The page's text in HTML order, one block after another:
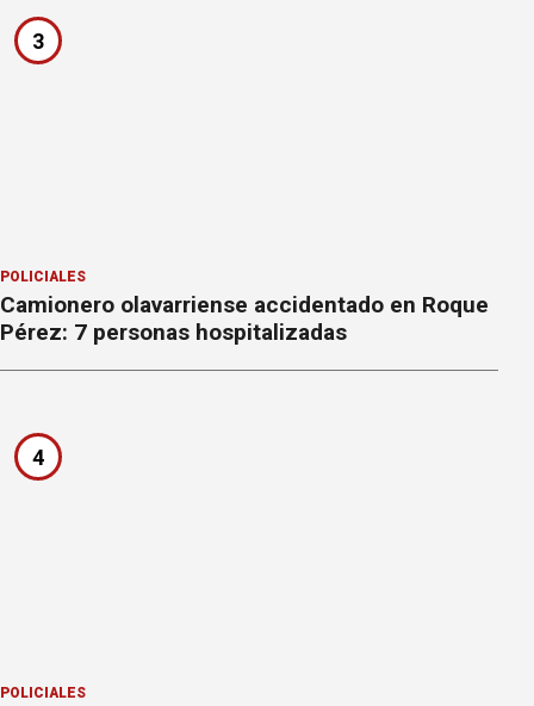
3
POLICIALES
Camionero olavarriense accidentado en Roque
Pérez: 7 personas hospitalizadas
4
POLICIALES